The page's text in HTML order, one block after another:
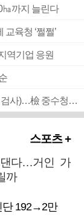
㏊까지 늘린다
육청 ‘쩔쩔’
역기업 응원
■ 검사 신분 버리고 직급하향(10년 이하 저연차 검사)…檢 중수청행 기피
스포츠 +
댄다…거인 가
까
단 192→2만